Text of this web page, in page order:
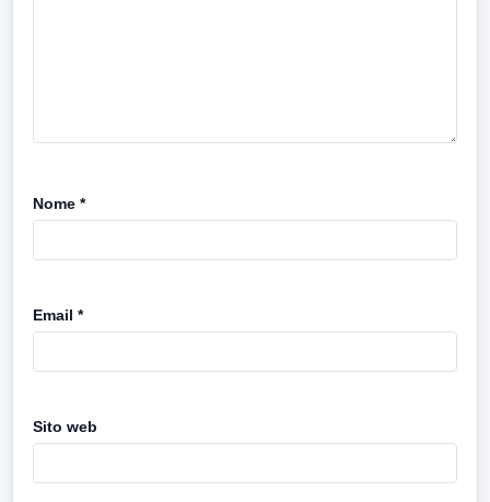
Nome *
Email *
Sito web